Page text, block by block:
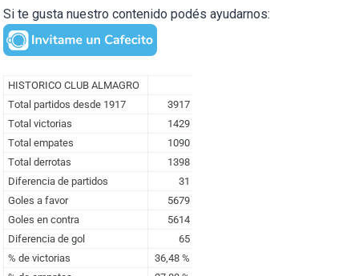
Si te gusta nuestro contenido podés ayudarnos: